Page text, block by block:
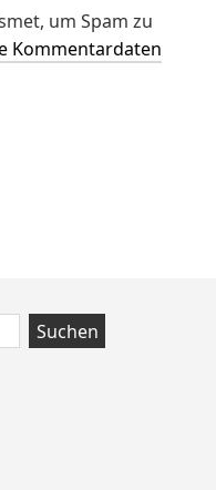
um Spam zu
Kommentardaten